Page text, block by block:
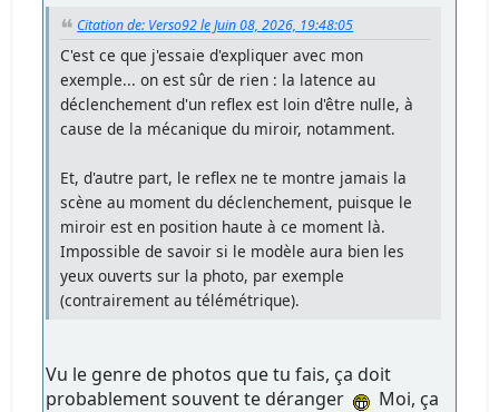
Citation de: Verso92 le Juin 08, 2026, 19:48:05
C'est ce que j'essaie d'expliquer avec mon
exemple... on est sûr de rien : la latence au
déclenchement d'un reflex est loin d'être nulle, à
cause de la mécanique du miroir, notamment.
Et, d'autre part, le reflex ne te montre jamais la
scène au moment du déclenchement, puisque le
miroir est en position haute à ce moment là.
Impossible de savoir si le modèle aura bien les
yeux ouverts sur la photo, par exemple
(contrairement au télémétrique).
Vu le genre de photos que tu fais, ça doit
probablement souvent te déranger
Moi, ça